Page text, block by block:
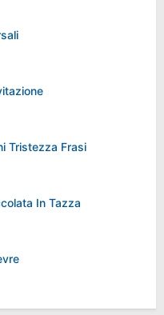
Tristezza Frasi
In Tazza